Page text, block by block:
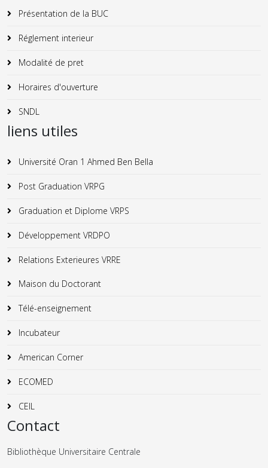
Présentation de la BUC
Réglement interieur
Modalité de pret
Horaires d'ouverture
SNDL
liens utiles
Université Oran 1 Ahmed Ben Bella
Post Graduation VRPG
Graduation et Diplome VRPS
Développement VRDPO
Relations Exterieures VRRE
Maison du Doctorant
Télé-enseignement
Incubateur
American Corner
ECOMED
CEIL
Contact
Bibliothèque Universitaire Centrale